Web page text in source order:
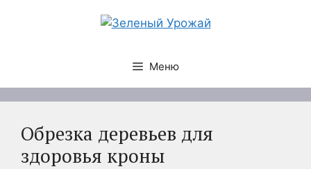
Меню
Обрезка деревьев для
здоровья кроны